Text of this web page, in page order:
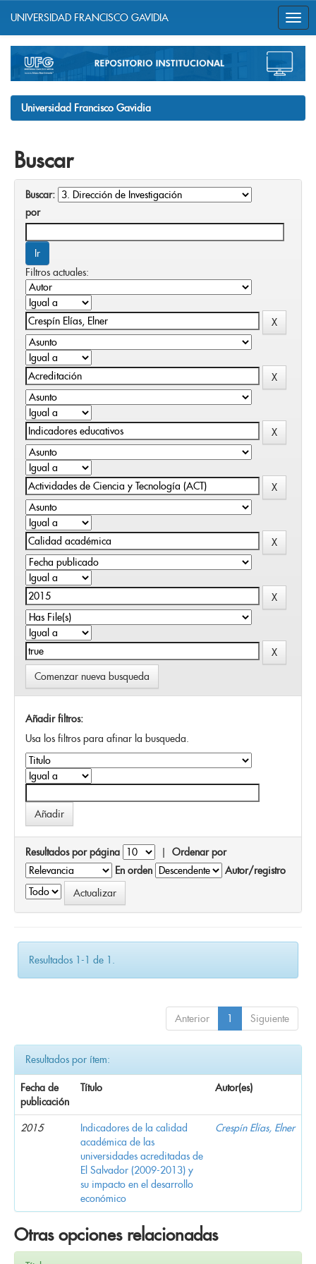
navigation
UNIVERSIDAD FRANCISCO GAVIDIA
Universidad Francisco Gavidia
Buscar
Buscar:
por
Filtros actuales:
Comenzar nueva busqueda
Añadir filtros:
Usa los filtros para afinar la busqueda.
Resultados por página | Ordenar por
En orden
Autor/registro
Resultados 1-1 de 1.
Anterior 1 Siguiente
Resultados por ítem:
Fecha de
publicación
Título Autor(es)
2015
Indicadores de la calidad
académica de las
universidades acreditadas de
El Salvador (2009-2013) y
su impacto en el desarrollo
económico
Crespín Elías, Elner
Otras opciones relacionadas